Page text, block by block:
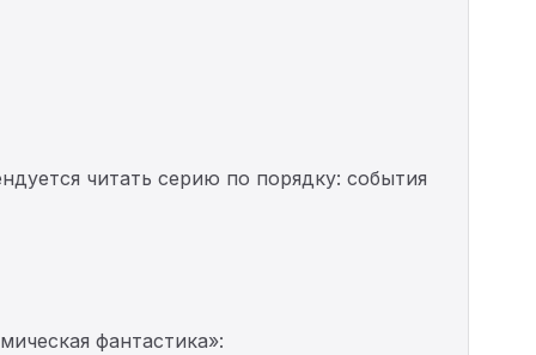
читать серию по порядку: события
фантастика»: